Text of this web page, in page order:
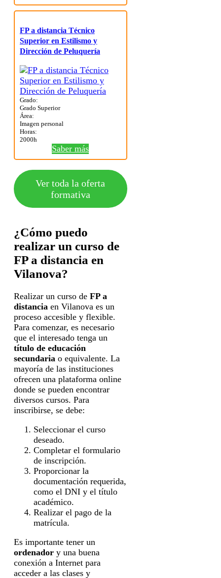
FP a distancia Técnico
Superior en Estilismo y
Dirección de Peluquería
Grado:
Grado Superior
Área:
Imagen personal
Horas:
2000h
Saber más
Ver toda la oferta
formativa
¿Cómo puedo
realizar un curso de
FP a distancia en
Vilanova?
Realizar un curso de FP a
distancia en Vilanova es un
proceso accesible y flexible.
Para comenzar, es necesario
que el interesado tenga un
título de educación
secundaria o equivalente. La
mayoría de las instituciones
ofrecen una plataforma online
donde se pueden encontrar
diversos cursos. Para
inscribirse, se debe:
Seleccionar el curso
deseado.
Completar el formulario
de inscripción.
Proporcionar la
documentación requerida,
como el DNI y el título
académico.
Realizar el pago de la
matrícula.
Es importante tener un
ordenador y una buena
conexión a Internet para
acceder a las clases y